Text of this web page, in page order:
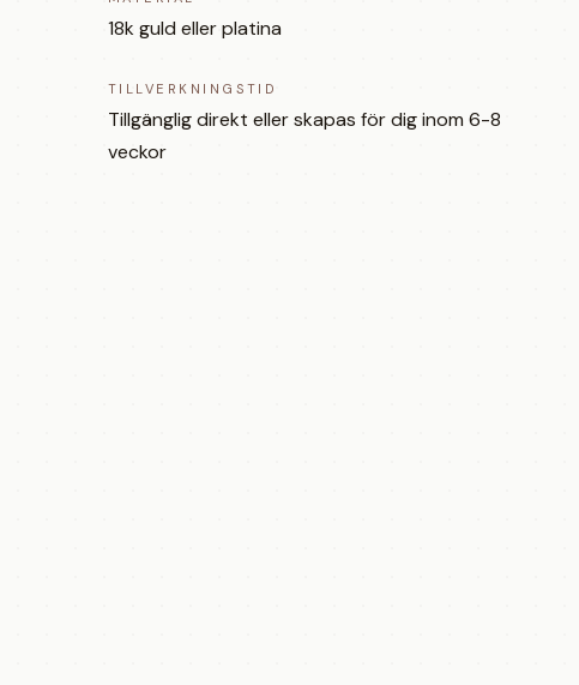
18k guld eller platina
TILLVERKNINGSTID
Tillgänglig direkt eller skapas för dig inom 6-8
veckor